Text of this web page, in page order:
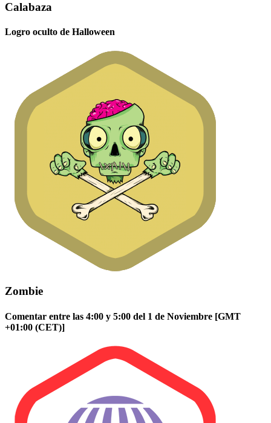
Calabaza
Logro oculto de Halloween
Zombie
Comentar entre las 4:00 y 5:00 del 1 de Noviembre [GMT
+01:00 (CET)]